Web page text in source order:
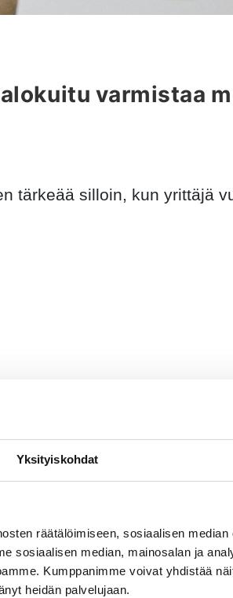
Yksityiskohdat
räätälöimiseen, sosiaalisen
sosiaalisen median, mainosalan ja
Kumppanimme voivat yhdistää
heidän palvelujaan.
varmistaa
tärkeää silloin, kun yrittäjä
2021 ison päätöksen. Hän osti
tiloissa vuokralla
uuteen tarkoitukseen sopiviksi ja
Lundmarkille valinta oli
tarjoava valokuitu.